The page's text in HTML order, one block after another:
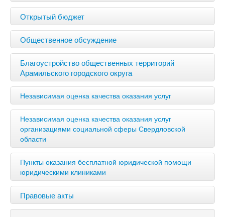
Открытый бюджет
Общественное обсуждение
Благоустройство общественных территорий
Арамильского городского округа
Независимая оценка качества оказания услуг
Независимая оценка качества оказания услуг
организациями социальной сферы Свердловской
области
Пункты оказания бесплатной юридической помощи
юридическими клиниками
Правовые акты